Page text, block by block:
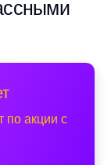
по акции с